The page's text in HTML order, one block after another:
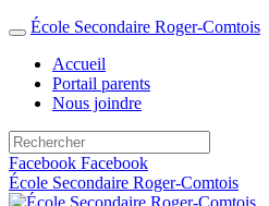
École Secondaire Roger-Comtois
Accueil
Portail parents
Nous joindre
Facebook Facebook
École Secondaire Roger-Comtois